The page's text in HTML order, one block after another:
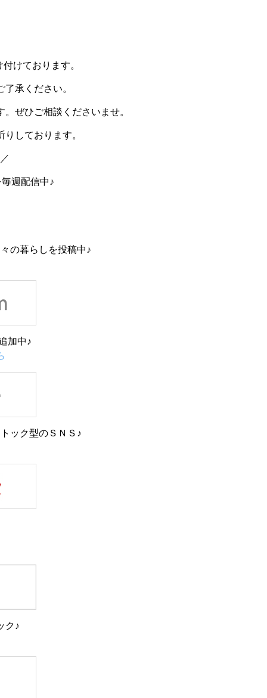
けております。
承ください。
ぜひご相談くださいませ。
しております。
週配信中♪
の暮らしを投稿中♪
加中♪
ック型のＳＮＳ♪
ク♪